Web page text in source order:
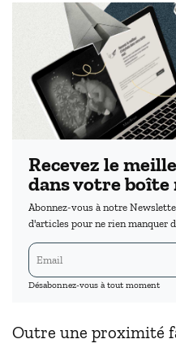
Recevez le
dans votre boîte
Abonnez-vous à notre
d'articles pour ne rien manquer
Désabonnez-vous à tout moment
Outre une proximité